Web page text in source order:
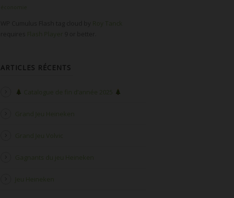
économie
Roy Tanck
Flash Player
ARTICLES RÉCENTS
Catalogue de fin d’année 2025
Grand Jeu Heineken
Grand Jeu Volvic
Gagnants du jeu Heineken
Jeu Heineken